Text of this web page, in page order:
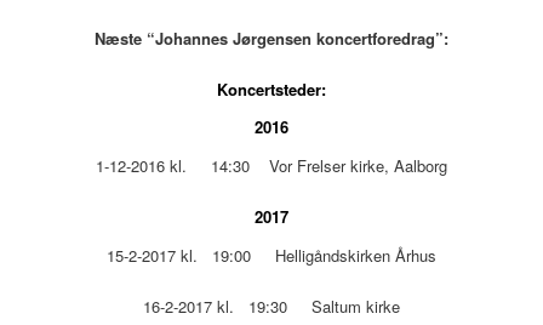
Næste “Johannes Jørgensen koncertforedrag”:
Koncertsteder:
2016
1-12-2016 kl. 14:30 Vor Frelser kirke, Aalborg
2017
15-2-2017 kl. 19:00 Helligåndskirken Århus
16-2-2017 kl. 19:30 Saltum kirke